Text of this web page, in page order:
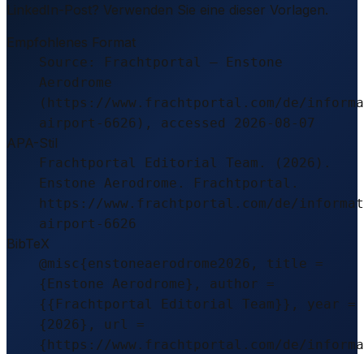
LinkedIn-Post? Verwenden Sie eine dieser Vorlagen.
Empfohlenes Format
Source: Frachtportal – Enstone
Aerodrome
(https://www.frachtportal.com/de/
airport-6626), accessed 2026-08-07
APA-Stil
Frachtportal Editorial Team. (2026).
Enstone Aerodrome. Frachtportal.
https://www.frachtportal.com/de/
airport-6626
BibTeX
@misc{enstoneaerodrome2026, title =
{Enstone Aerodrome}, author =
{{Frachtportal Editorial Team}}, year =
{2026}, url =
{https://www.frachtportal.com/de/